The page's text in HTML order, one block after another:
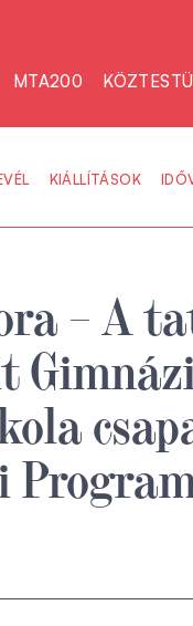
MTA200
KIÁLLÍTÁSOK
– A